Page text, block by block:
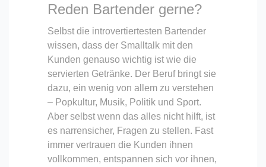
Reden Bartender gerne?
Selbst die introvertiertesten Bartender
wissen, dass der Smalltalk mit den
Kunden genauso wichtig ist wie die
servierten Getränke. Der Beruf bringt sie
dazu, ein wenig von allem zu verstehen
– Popkultur, Musik, Politik und Sport.
Aber selbst wenn das alles nicht hilft, ist
es narrensicher, Fragen zu stellen. Fast
immer vertrauen die Kunden ihnen
vollkommen, entspannen sich vor ihnen,